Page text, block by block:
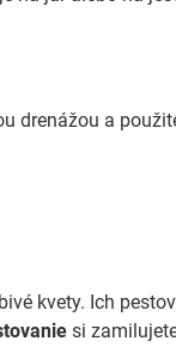
drenážou a
kvety. Ich
si